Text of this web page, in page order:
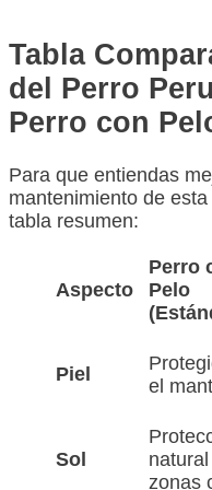
Tabla
del Perro
Perro con
Para que entiendas
mantenimiento de
tabla resumen:
Aspecto
Perro
Pelo
Piel
el
Sol
zonas